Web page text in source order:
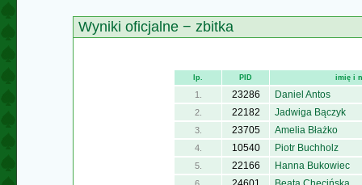
Wyniki oficjalne − zbitka
lp. PID imię i
1. 23286 Daniel Antos
2. 22182 Jadwiga Bączyk
3. 23705 Amelia Błażko
4. 10540 Piotr Buchholz
5. 22166 Hanna Bukowiec